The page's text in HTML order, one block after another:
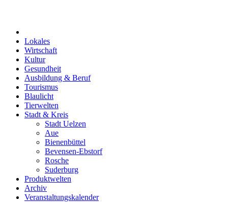
Lokales
Wirtschaft
Kultur
Gesundheit
Ausbildung & Beruf
Tourismus
Blaulicht
Tierwelten
Stadt & Kreis
Stadt Uelzen
Aue
Bienenbüttel
Bevensen-Ebstorf
Rosche
Suderburg
Produktwelten
Archiv
Veranstaltungskalender